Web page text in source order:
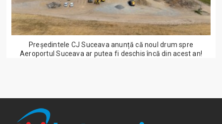
Președintele CJ Suceava anunță că noul drum spre
Aeroportul Suceava ar putea fi deschis încă din acest an!